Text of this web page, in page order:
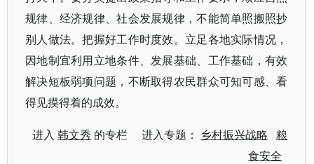
规律、经济规律、社会发展规律，不能简单照搬照抄
别人做法。把握好工作时度效。立足各地实际情况，
因地制宜利用立地条件、发展基础、工作基础，有效
解决短板弱项问题，不断取得农民群众可知可感、看
得见摸得着的成效。
进入韩文秀 的专栏 进入专题： 乡村振兴战略
粮
食安全